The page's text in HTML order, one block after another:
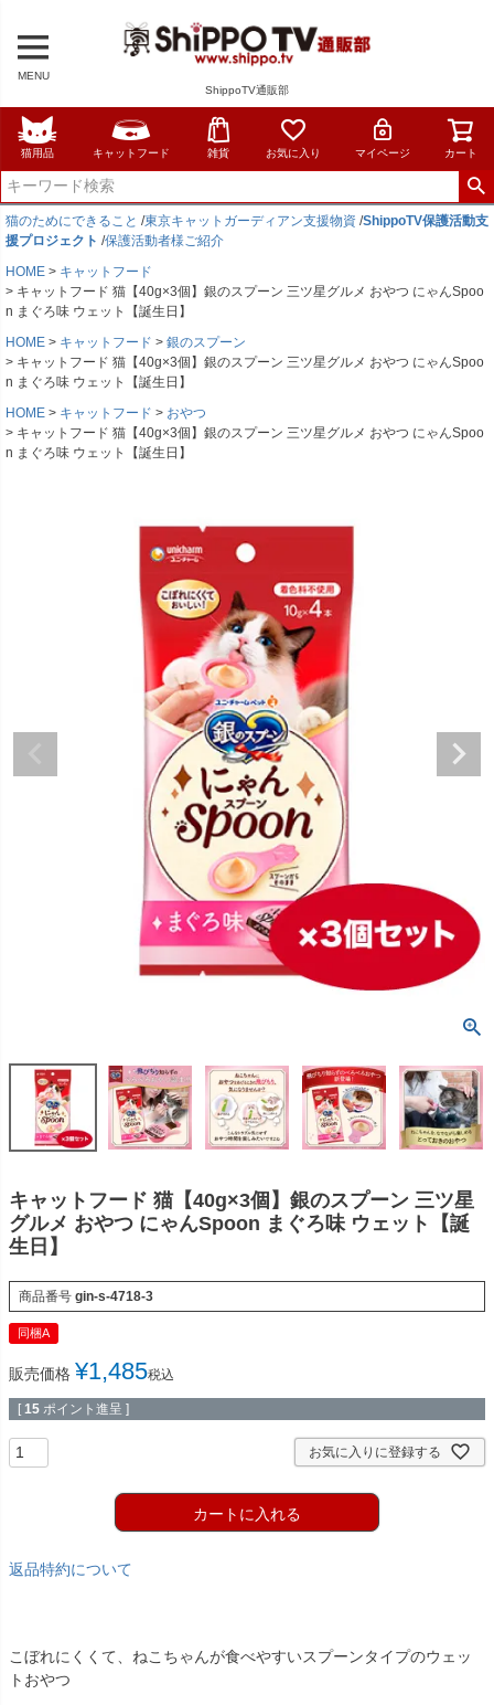
MENU
ShippoTV通販部
猫用品 キャットフード 雑貨 お気に入り マイページ カート
猫のためにできること /東京キャットガーディアン支援物資 /ShippoTV保護活動支
援プロジェクト /保護活動者様ご紹介
HOME
キャットフード
キャットフード 猫【40g×3個】銀のスプーン 三ツ星グルメ おやつ にゃんSpoo
n まぐろ味 ウェット【誕生日】
HOME
キャットフード
銀のスプーン
キャットフード 猫【40g×3個】銀のスプーン 三ツ星グルメ おやつ にゃんSpoo
n まぐろ味 ウェット【誕生日】
HOME
キャットフード
おやつ
キャットフード 猫【40g×3個】銀のスプーン 三ツ星グルメ おやつ にゃんSpoo
n まぐろ味 ウェット【誕生日】
キャットフード 猫【40g×3個】銀のスプーン 三ツ星
グルメ おやつ にゃんSpoon まぐろ味 ウェット【誕
生日】
商品番号 gin-s-4718-3
同梱A
販売価格 ¥1,485税込
[ 15 ポイント進呈 ]
お気に入りに登録する
カートに入れる
返品特約について
こぼれにくくて、ねこちゃんが食べやすいスプーンタイプのウェッ
トおやつ